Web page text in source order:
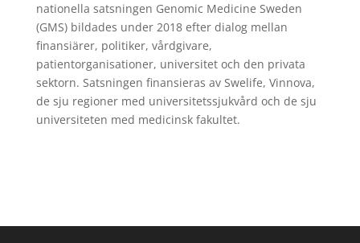
nationella satsningen Genomic Medicine Sweden
(GMS) bildades under 2018 efter dialog mellan
finansiärer, politiker, vårdgivare,
patientorganisationer, universitet och den privata
sektorn. Satsningen finansieras av Swelife, Vinnova,
de sju regioner med universitetssjukvård och de sju
universiteten med medicinsk fakultet.